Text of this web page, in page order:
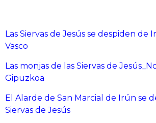
Las Siervas de Jesús se despiden de
Vasco
Las monjas de las Siervas de
Gipuzkoa
El Alarde de San Marcial de Irún se
Siervas de Jesús